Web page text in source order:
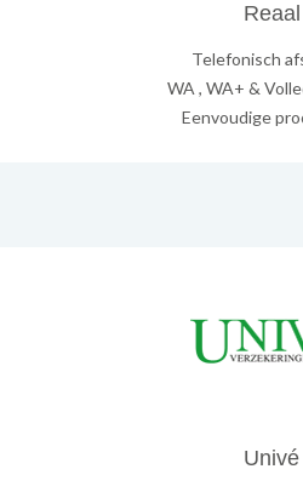
Reaal
Telefonisch
WA , WA+ &
Eenvoudige
Univé